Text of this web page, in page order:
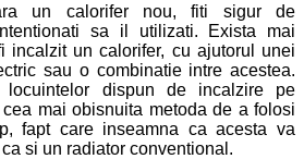
un calorifer nou, fiti sigur de
sa il utilizati. Exista mai
incalzit un calorifer, cu ajutorul unei
sau o combinatie intre acestea.
locuintelor dispun de incalzire pe
mai obisnuita metoda de a folosi
fapt care inseamna ca acesta va
si un radiator conventional.